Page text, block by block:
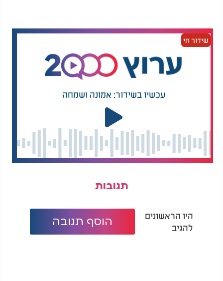
שידור חי
עכשיו בשידור: אמונה ושמחה
תגובות
היו הראשונים
להגיב
הוסף תגובה